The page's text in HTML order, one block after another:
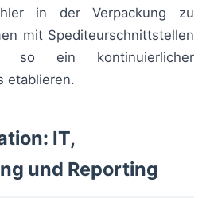
in der Verpackung zu
mit Spediteurschnittstellen
ein kontinuierlicher
etablieren.
IT,
und Reporting